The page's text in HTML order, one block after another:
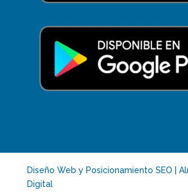
Diseño Web y Posicionamiento SEO |
Digital